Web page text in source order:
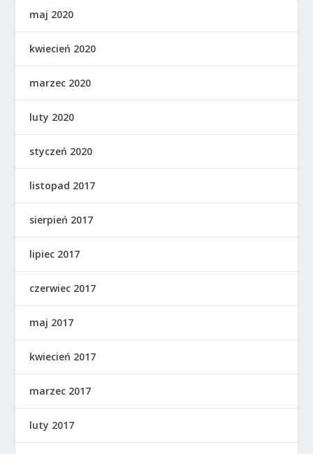
maj 2020
kwiecień 2020
marzec 2020
luty 2020
styczeń 2020
listopad 2017
sierpień 2017
lipiec 2017
czerwiec 2017
maj 2017
kwiecień 2017
marzec 2017
luty 2017